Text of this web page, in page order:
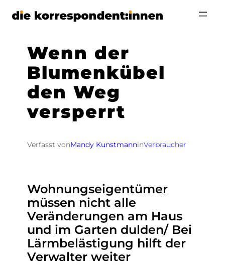
Zum
Wenn der
Blumenkübel
den Weg
versperrt
Verfasst vonMandy KunstmanninVerbraucher
Wohnungseigentümer
müssen nicht alle
Veränderungen am Haus
und im Garten dulden/ Bei
Lärmbelästigung hilft der
Verwalter weiter